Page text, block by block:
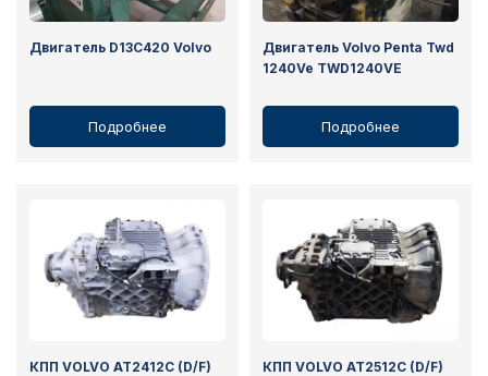
Двигатель D13C420 Volvo
Подробнее
Двигатель Volvo Penta Twd
1240Ve TWD1240VE
Подробнее
КПП VOLVO AT2412C (D/F) КПП VOLVO AT2512C (D/F)